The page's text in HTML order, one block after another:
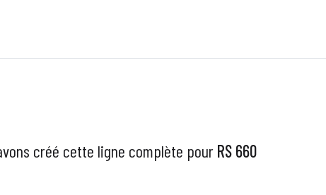
créé cette ligne complète pour RS 660